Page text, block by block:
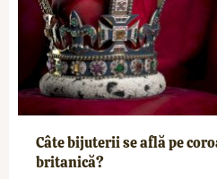
Câte bijuterii se află pe
britanică?